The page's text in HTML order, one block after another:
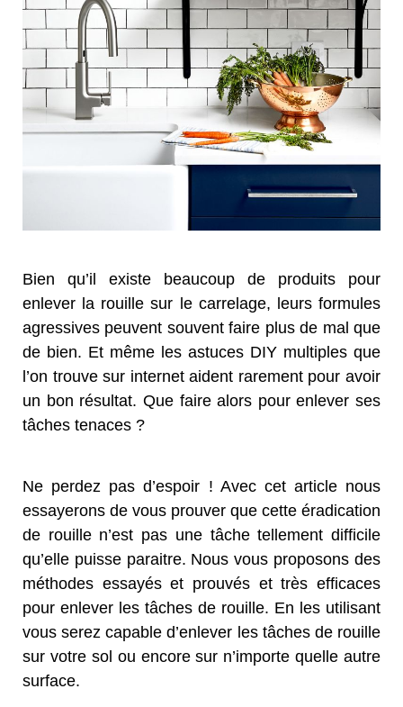
Bien qu’il existe beaucoup de produits pour
enlever la rouille sur le carrelage, leurs formules
agressives peuvent souvent faire plus de mal que
de bien. Et même les astuces DIY multiples que
l’on trouve sur internet aident rarement pour avoir
un bon résultat. Que faire alors pour enlever ses
tâches tenaces ?
Ne perdez pas d’espoir ! Avec cet article nous
essayerons de vous prouver que cette éradication
de rouille n’est pas une tâche tellement difficile
qu’elle puisse paraitre. Nous vous proposons des
méthodes essayés et prouvés et très efficaces
pour enlever les tâches de rouille. En les utilisant
vous serez capable d’enlever les tâches de rouille
sur votre sol ou encore sur n’importe quelle autre
surface.